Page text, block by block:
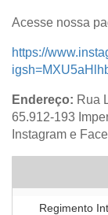
Acesse nossa
https://
Endereço: Rua
65.912-193
Instagram e
Regimento